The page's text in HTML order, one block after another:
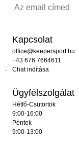
Kapcsolat
office@keepersport.hu
+43 676 7664611
Chat indítása
Ügyfélszolgálat
Hétfő-Csütörtök
9:00-16:00
Péntek
9:00-13:00